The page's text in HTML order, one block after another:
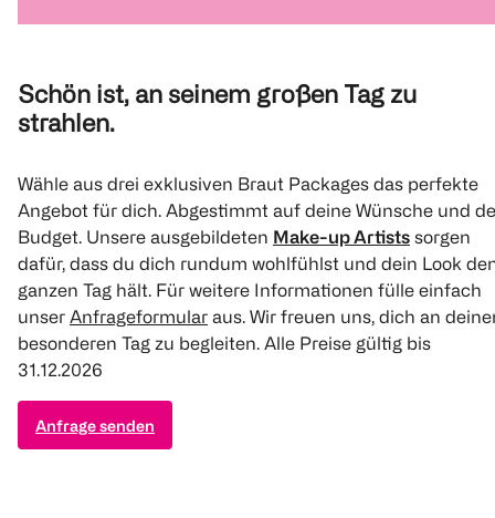
Schön ist, an seinem großen Tag zu
strahlen.
Wähle aus drei exklusiven Braut Packages das perfekte
Angebot für dich. Abgestimmt auf deine Wünsche und
Budget. Unsere ausgebildeten Make-up Artists sorgen
dafür, dass du dich rundum wohlfühlst und dein Look
ganzen Tag hält. Für weitere Informationen fülle einfach
unser Anfrageformular aus. Wir freuen uns, dich an
besonderen Tag zu begleiten. Alle Preise gültig bis
31.12.2026
Anfrage senden